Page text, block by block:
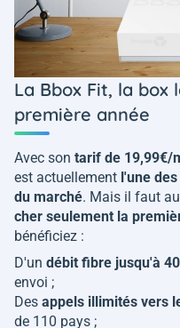
La Bbox Fit, la box
première année
Avec son tarif de 19,99€/
est actuellement l'une
du marché. Mais il faut
cher seulement la
bénéficiez :
D'un débit fibre jusqu'à
envoi ;
Des appels illimités vers
de 110 pays ;